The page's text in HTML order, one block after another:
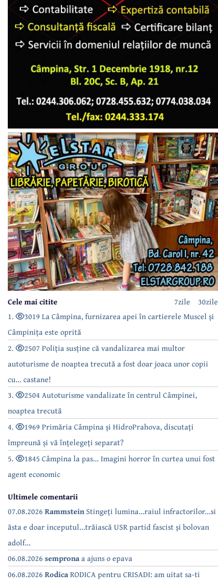
30zile
7zile
Cele mai citite
1.
3019 La Câmpina, furnizarea apei în cartierele Muscel și
Câmpinița este oprită
2.
2507 Poliția susține că vandalizarea mai multor
autoturisme de noaptea trecută a fost doar joaca unor copii
cu... castane!
3.
2504 Autoturisme vandalizate în centrul Câmpinei,
noaptea trecută
4.
1969 Primăria Câmpina și HidroPrahova, discutați
împreună și vă înțelegeți separat?
5.
1845 Câmpina la pas... Imagini horror în curtea unui fost
agent economic
Ultimele comentarii
07.08.2026 RammsteinStingeți lumina...raiul infractorilor...si
ăsta e doar inceputul...trăiască USR partid fascist și bolovan
adolf...
06.08.2026 sempronaa ajuns o epava
06.08.2026 RodicaRODICA pentru CRISADI: am uitat sa-ti